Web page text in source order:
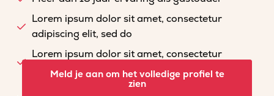
Lorem ipsum dolor sit amet, consectetur
adipiscing elit, sed do
Lorem ipsum dolor sit amet, consectetur
adipiscing elit, sed do
Lorem ipsum dolor sit amet, consectetur
Meld je aan om het volledige profiel te
zien